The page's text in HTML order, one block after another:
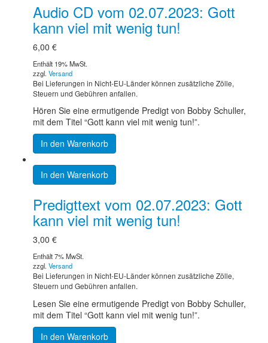
Audio CD vom 02.07.2023: Gott
kann viel mit wenig tun!
6,00 €
Enthält 19% MwSt.
zzgl. Versand
Bei Lieferungen in Nicht-EU-Länder können zusätzliche Zölle,
Steuern und Gebühren anfallen.
Hören Sie eine ermutigende Predigt von Bobby Schuller,
mit dem Titel “Gott kann viel mit wenig tun!”.
In den Warenkorb
In den Warenkorb
Predigttext vom 02.07.2023: Gott
kann viel mit wenig tun!
3,00 €
Enthält 7% MwSt.
zzgl.Versand
Bei Lieferungen in Nicht-EU-Länder können zusätzliche Zölle,
Steuern und Gebühren anfallen.
Lesen Sie eine ermutigende Predigt von Bobby Schuller,
mit dem Titel “Gott kann viel mit wenig tun!”.
In den Warenkorb